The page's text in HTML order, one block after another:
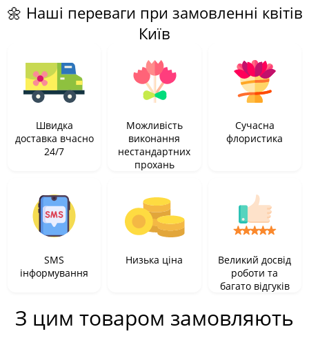
🌼 Наші переваги при замовленні квітів
Київ
Швидка
доставка вчасно
24/7
Можливість
виконання
нестандартних
прохань
Сучасна
флористика
SMS
інформування
Низька ціна
Великий досвід
роботи та
багато відгуків
З цим товаром замовляють